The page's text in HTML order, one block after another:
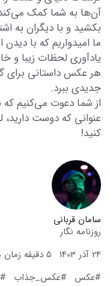
آن‌ها به شما کمک می‌کند
بکشید و با دیگران به
ما امیدواریم که با
یادآوری لحظات زیبا و
هر عکس داستانی برای
جدیدی ببرد.
از شما دعوت می‌کنیم که
عنوانی که دوست دارید،
کنید!
سامان قربانی
روزنامه نگار
24 آذر 1403
5 دقیقه زمان مطالعه
#عکس
#عکس_جذاب